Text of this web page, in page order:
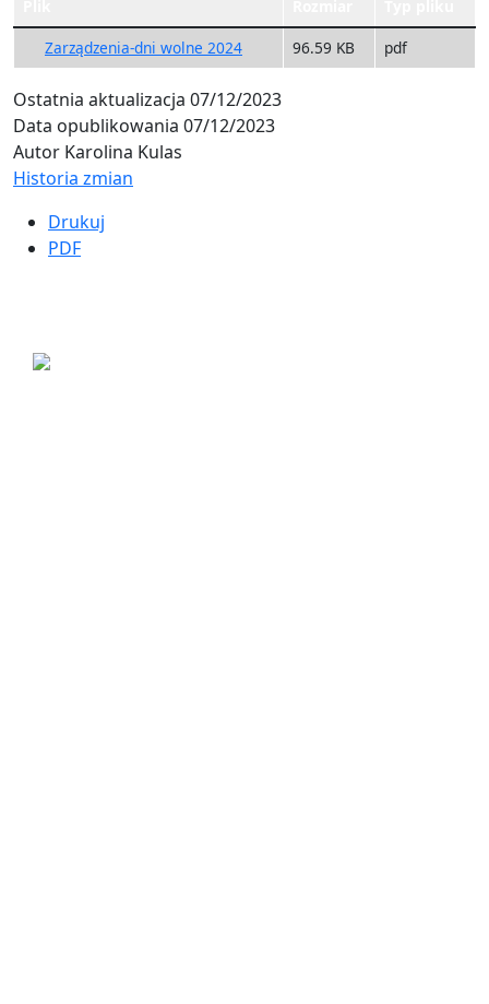
Zarządzenia-dni wolne 2024
96.59 KB pdf
Ostatnia aktualizacja 07/12/2023
Data opublikowania 07/12/2023
Autor Karolina Kulas
Historia zmian
Drukuj
PDF